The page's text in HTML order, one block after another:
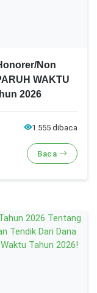
Non
WAKTU
2026
1.555 dibaca
Baca